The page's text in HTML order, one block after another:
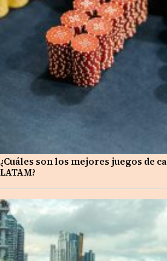
¿Cuáles son los mejores juegos de
LATAM?